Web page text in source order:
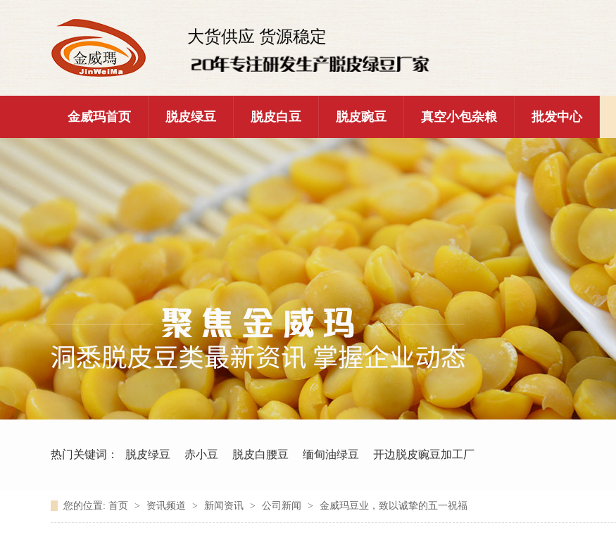
大货供应 货源稳定
金威玛首页 脱皮绿豆 脱皮白豆 脱皮豌豆 真空小包杂粮 批发中心
热门关键词： 脱皮绿豆 赤小豆 脱皮白腰豆 缅甸油绿豆 开边脱皮豌豆加工厂
您的位置: 首页 > 资讯频道 > 新闻资讯 > 公司新闻 > 金威玛豆业，致以诚挚的五一祝福